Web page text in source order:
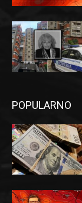
POPULARNO